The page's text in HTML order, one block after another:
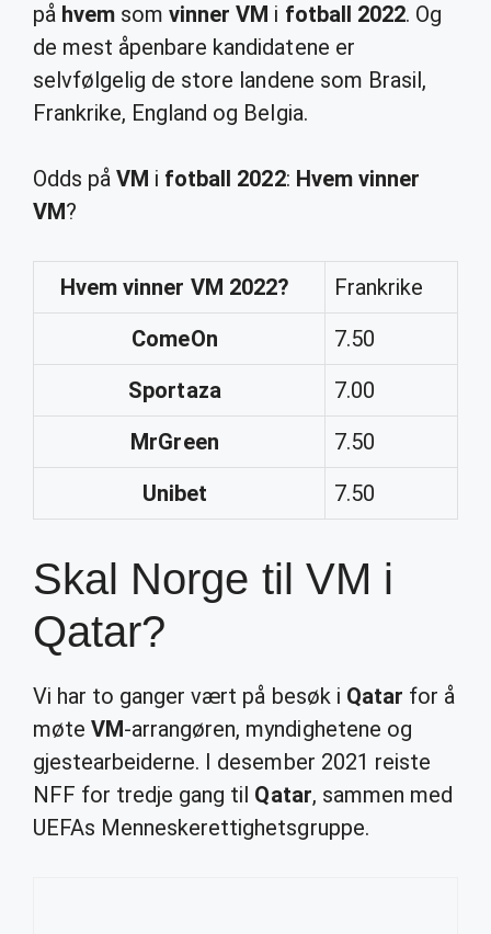
på hvem somvinner VM i fotball 2022. Og
de mest åpenbare kandidatene er
selvfølgelig de store landene som Brasil,
Frankrike, England og Belgia.
Odds påVM i fotball 2022: Hvem vinner
VM?
Hvem vinner VM 2022?
Frankrike
ComeOn
7.50
Sportaza
7.00
MrGreen
7.50
Unibet
7.50
Skal Norge til VM i
Qatar?
Vi har to ganger vært på besøk i Qatar for å
møteVM-arrangøren, myndighetene og
gjestearbeiderne. I desember 2021 reiste
NFF for tredje gang til Qatar, sammen med
UEFAs Menneskerettighetsgruppe.